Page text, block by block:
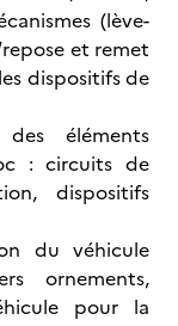
(lève-
et remet
dispositifs de
éléments
: circuits de
dispositifs
du véhicule
ornements,
pour la